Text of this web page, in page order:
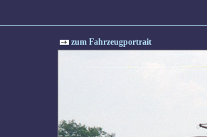
zum Fahrzeugportrait